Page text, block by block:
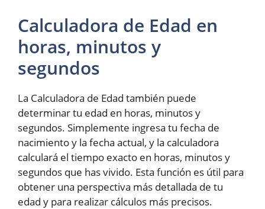
Calculadora de Edad en
horas, minutos y
segundos
La Calculadora de Edad también puede
determinar tu edad en horas, minutos y
segundos. Simplemente ingresa tu fecha de
nacimiento y la fecha actual, y la calculadora
calculará el tiempo exacto en horas, minutos y
segundos que has vivido. Esta función es útil para
obtener una perspectiva más detallada de tu
edad y para realizar cálculos más precisos.